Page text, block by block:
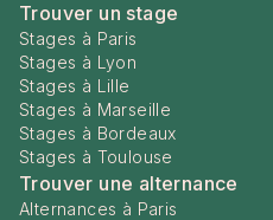
Trouver un stage
Stages à Paris
Stages à Lyon
Stages à Lille
Stages à Marseille
Stages à Bordeaux
Stages à Toulouse
Trouver une alternance
Alternances à Paris